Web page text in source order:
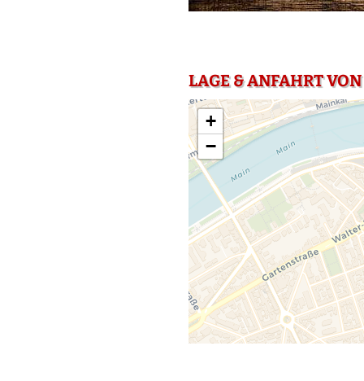
LAGE & ANFAHRT
+
−